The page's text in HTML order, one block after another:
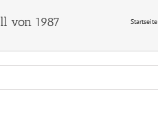
von 1987 Startseite